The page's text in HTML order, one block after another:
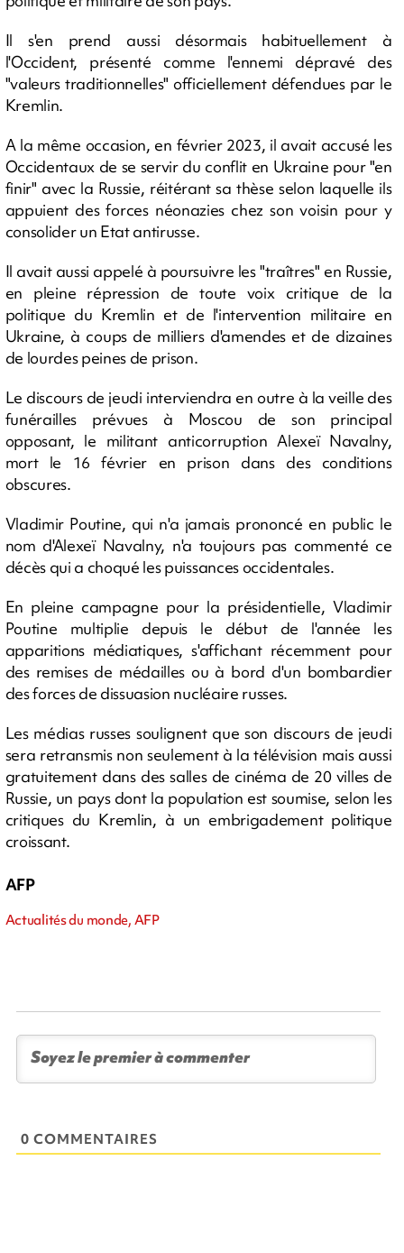
Il s'en prend aussi désormais habituellement à
l'Occident, présenté comme l'ennemi dépravé des
"valeurs traditionnelles" officiellement défendues par le
Kremlin.
A la même occasion, en février 2023, il avait accusé les
Occidentaux de se servir du conflit en Ukraine pour "en
finir" avec la Russie, réitérant sa thèse selon laquelle ils
appuient des forces néonazies chez son voisin pour y
consolider un Etat antirusse.
Il avait aussi appelé à poursuivre les "traîtres" en Russie,
en pleine répression de toute voix critique de la
politique du Kremlin et de l'intervention militaire en
Ukraine, à coups de milliers d'amendes et de dizaines
de lourdes peines de prison.
Le discours de jeudi interviendra en outre à la veille des
funérailles prévues à Moscou de son principal
opposant, le militant anticorruption Alexeï Navalny,
mort le 16 février en prison dans des conditions
obscures.
Vladimir Poutine, qui n'a jamais prononcé en public le
nom d'Alexeï Navalny, n'a toujours pas commenté ce
décès qui a choqué les puissances occidentales.
En pleine campagne pour la présidentielle, Vladimir
Poutine multiplie depuis le début de l'année les
apparitions médiatiques, s'affichant récemment pour
des remises de médailles ou à bord d'un bombardier
des forces de dissuasion nucléaire russes.
Les médias russes soulignent que son discours de jeudi
sera retransmis non seulement à la télévision mais aussi
gratuitement dans des salles de cinéma de 20 villes de
Russie, un pays dont la population est soumise, selon les
critiques du Kremlin, à un embrigadement politique
croissant.
AFP
Actualités du monde, AFP
0 COMMENTAIRES